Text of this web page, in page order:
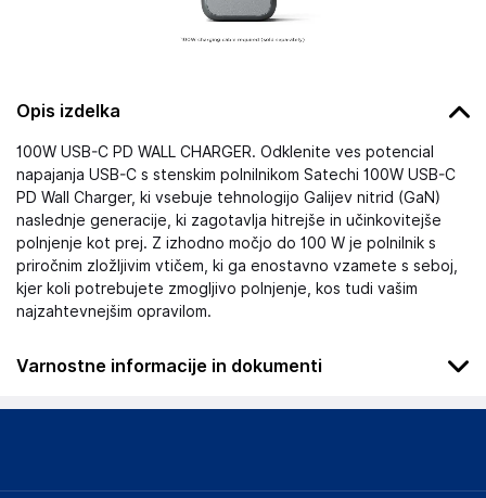
Opis izdelka
100W USB-C PD WALL CHARGER. Odklenite ves potencial
napajanja USB-C s stenskim polnilnikom Satechi 100W USB-C
PD Wall Charger, ki vsebuje tehnologijo Galijev nitrid (GaN)
naslednje generacije, ki zagotavlja hitrejše in učinkovitejše
polnjenje kot prej. Z izhodno močjo do 100 W je polnilnik s
priročnim zložljivim vtičem, ki ga enostavno vzamete s seboj,
kjer koli potrebujete zmogljivo polnjenje, kos tudi vašim
najzahtevnejšim opravilom.
Varnostne informacije in dokumenti
Podatki o proizvajalcu